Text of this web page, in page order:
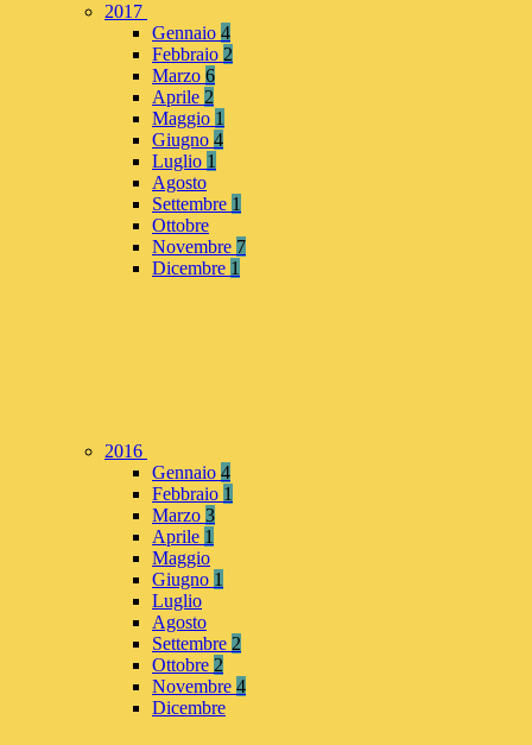
2017
Gennaio 4
Febbraio 2
Marzo 6
Aprile 2
Maggio 1
Giugno 4
Luglio 1
Agosto
Settembre 1
Ottobre
Novembre 7
Dicembre 1
2016
Gennaio 4
Febbraio 1
Marzo 3
Aprile 1
Maggio
Giugno 1
Luglio
Agosto
Settembre 2
Ottobre 2
Novembre 4
Dicembre